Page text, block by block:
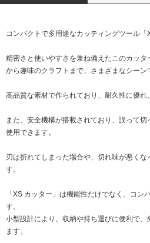
コンパクトで多用途なカッティングツール「
精密さと使いやすさを兼ね備えたこのカッ
から趣味のクラフトまで、さまざまなシーン
高品質な素材で作られており、耐久性に優れ
また、安全機構が搭載されており、誤って
使用できます。
刃は折れてしまった場合や、切れ味が悪く
す。
「XS カッター」は機能性だけでなく、コン
す。
小型設計により、収納や持ち運びに便利で
ます。